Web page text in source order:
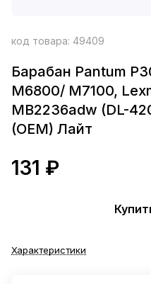
код товара: 49409
Барабан Pantum
M6800/ M7100,
MB2236adw (DL-
(OEM) Лайт
131 ₽
Характеристики